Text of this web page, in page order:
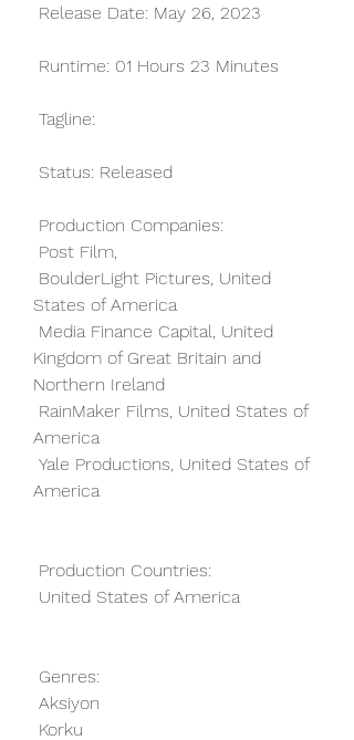
Release Date: May 26, 2023
Runtime: 01 Hours 23 Minutes
Tagline:
Status: Released
Production Companies:
Post Film,
States of America
Kingdom of Great Britain and
Northern Ireland
America
America
Production Countries:
United States of America
Genres:
Aksiyon
Korku